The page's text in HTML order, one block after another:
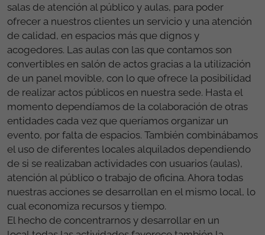
salas de atención al público y aulas, para poder
ofrecer a nuestros clientes un servicio y una atención
de calidad, en espacios más que dignos y
acogedores. Las aulas con las que contamos son
convertibles en salón de actos gracias a la utilización
de un panel movible, con lo que ofrece la posibilidad
de realizar actos públicos en nuestra sede. Hasta el
momento dependíamos de la colaboración de otras
entidades cada vez que queríamos organizar un
evento, por falta de espacios. También combinábamos
el uso de diferentes locales alquilados dependiendo
de si se realizaban actividades con usuarios (aulas),
atención al público o trabajo de oficina. Ahora todas
nuestras acciones se desarrollan en el mismo local, lo
cual economiza recursos y tiempo.
El hecho de concentrarnos y desarrollar en un